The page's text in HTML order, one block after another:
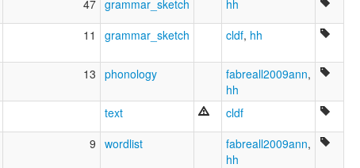
Tinigua
Tiniguas
47 grammar_sketch hh
11 grammar_sketch cldf, hh
13 phonology fabreall2009ann,
hh
text cldf
9 wordlist fabreall2009ann,
hh